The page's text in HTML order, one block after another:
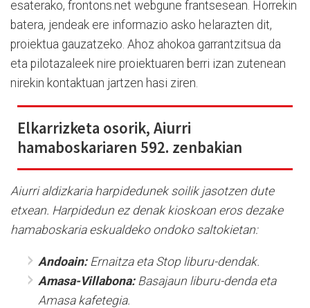
esaterako, frontons.net webgune frantsesean. Horrekin
batera, jendeak ere informazio asko helarazten dit,
proiektua gauzatzeko. Ahoz ahokoa garrantzitsua da
eta pilotazaleek nire proiektuaren berri izan zutenean
nirekin kontaktuan jartzen hasi ziren.
Elkarrizketa osorik, Aiurri
hamaboskariaren 592. zenbakian
Aiurri aldizkaria harpidedunek soilik jasotzen dute
etxean. Harpidedun ez denak kioskoan eros dezake
hamaboskaria eskualdeko ondoko saltokietan:
Andoain: Ernaitza eta Stop liburu-dendak.
Amasa-Villabona:Basajaun liburu-denda eta
Amasa kafetegia.